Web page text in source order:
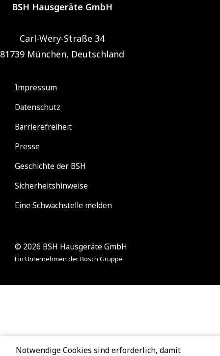
Notwendige Cookies sind erforderlich, damit
BSH Hausgeräte GmbH
Carl-Wery-Straße 34
81739 München, Deutschland